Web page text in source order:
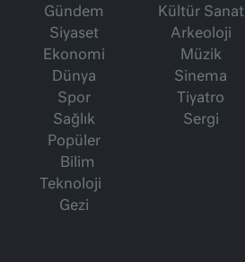
Gündem
Siyaset
Ekonomi
Dünya
Spor
Sağlık
Popüler
Bilim
Teknoloji
Gezi
Kültür Sanat
Arkeoloji
Müzik
Sinema
Tiyatro
Sergi